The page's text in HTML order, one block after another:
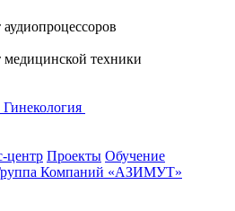
медицинской техники
Гинекология
центр Проекты Обучение
Компаний «АЗИМУТ»